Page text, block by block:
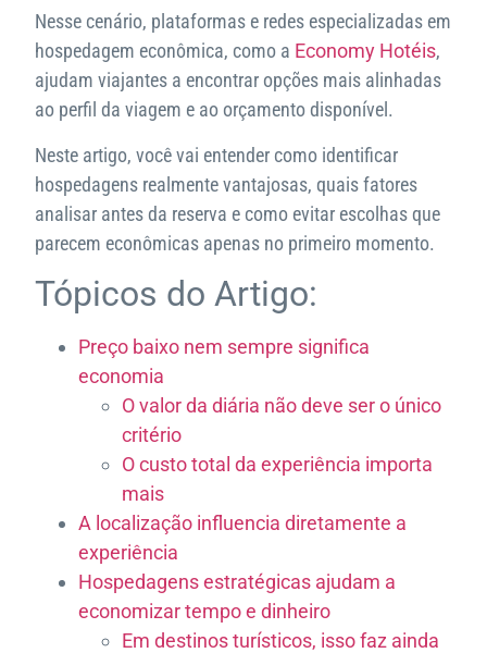
Nesse cenário, plataformas e redes especializadas em
hospedagem econômica, como a Economy Hotéis,
ajudam viajantes a encontrar opções mais alinhadas
ao perfil da viagem e ao orçamento disponível.
Neste artigo, você vai entender como identificar
hospedagens realmente vantajosas, quais fatores
analisar antes da reserva e como evitar escolhas que
parecem econômicas apenas no primeiro momento.
Tópicos do Artigo:
Preço baixo nem sempre significa
economia
O valor da diária não deve ser o único
critério
O custo total da experiência importa
mais
A localização influencia diretamente a
experiência
Hospedagens estratégicas ajudam a
economizar tempo e dinheiro
Em destinos turísticos, isso faz ainda